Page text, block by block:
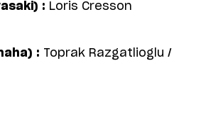
: Loris Cresson
: Toprak Razgatlioglu /